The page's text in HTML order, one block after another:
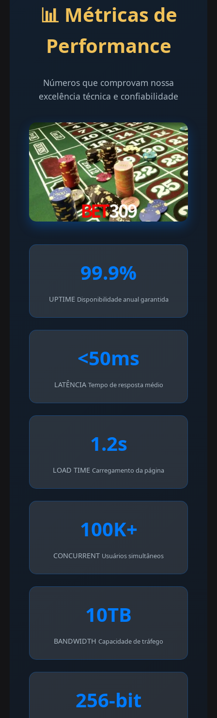
📊 Métricas de
Performance
Números que comprovam nossa
excelência técnica e confiabilidade
99.9%
UPTIME Disponibilidade anual garantida
<50ms
LATÊNCIA Tempo de resposta médio
1.2s
LOAD TIME Carregamento da página
100K+
CONCURRENT Usuários simultâneos
10TB
BANDWIDTH Capacidade de tráfego
256-bit